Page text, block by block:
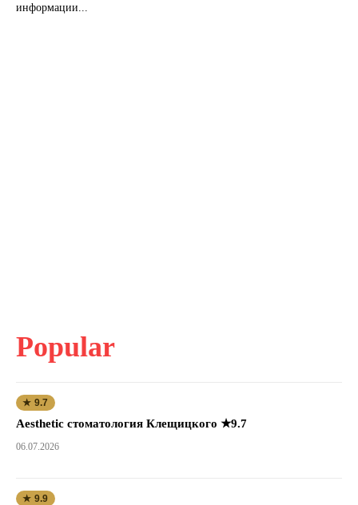
информации...
Popular
★ 9.7
Aesthetic стоматология Клещицкого ★9.7
06.07.2026
★ 9.9